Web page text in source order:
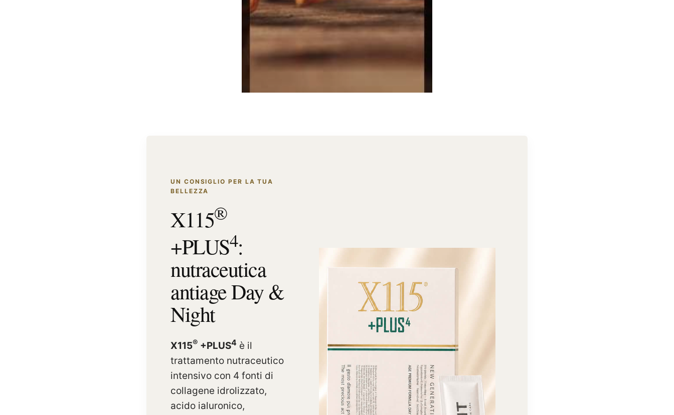
UN CONSIGLIO PER LA TUA
BELLEZZA
X115®
+PLUS4:
nutraceutica
antiage Day &
Night
X115® +PLUS4 è il
trattamento nutraceutico
intensivo con 4 fonti di
collagene idrolizzato,
acido ialuronico,